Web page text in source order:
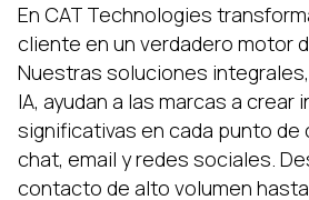
En CAT Technologies
cliente en un verdadero motor
Nuestras soluciones
IA, ayudan a las marcas a crear
significativas en cada punto de
chat, email y redes sociales.
contacto de alto volumen